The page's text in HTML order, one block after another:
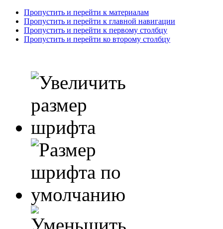
Пропустить и перейти к материалам
Пропустить и перейти к главной навигации
Пропустить и перейти к первому столбцу
Пропустить и перейти ко второму столбцу